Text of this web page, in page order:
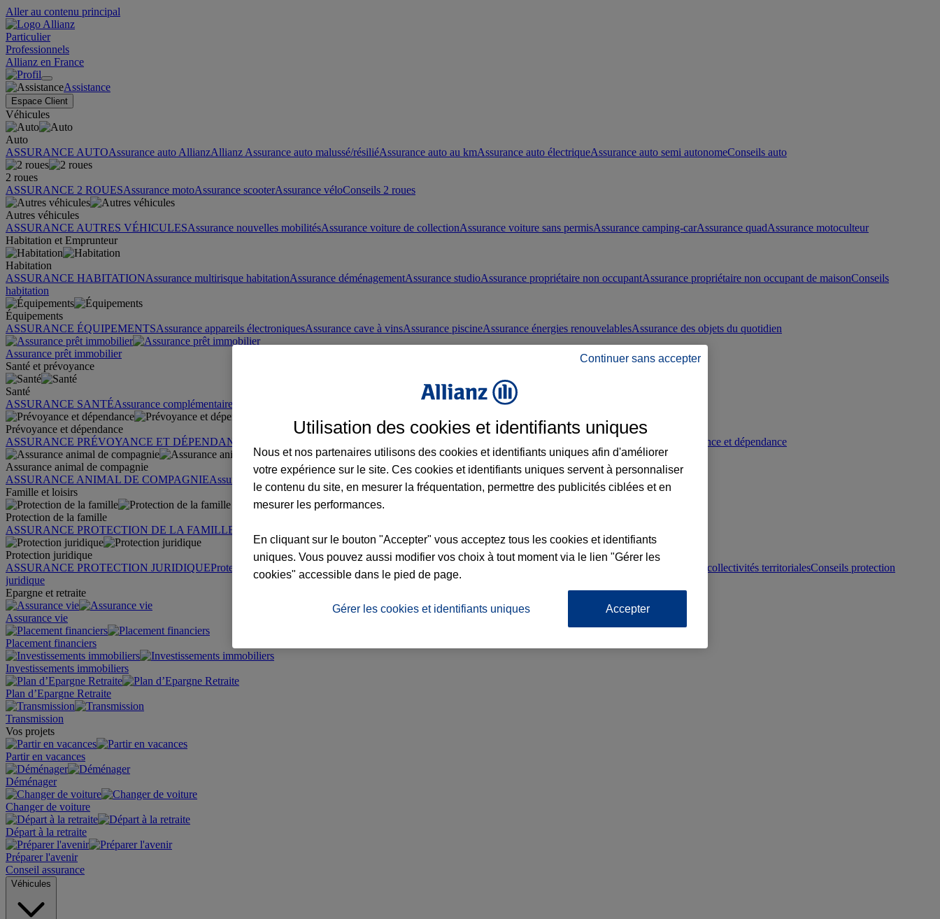
Aller au contenu principal
Particulier
Professionnels
Allianz en France
Assistance
Espace Client
Véhicules
Auto
ASSURANCE AUTOAssurance auto AllianzAllianz Assurance auto malussé/résiliéAssurance auto au kmAssurance auto électriqueAssurance auto semi autonomeConseils auto
2 roues
ASSURANCE 2 ROUESAssurance motoAssurance scooterAssurance véloConseils 2 roues
Autres véhicules
ASSURANCE AUTRES VÉHICULESAssurance nouvelles mobilitésAssurance voiture de collectionAssurance voiture sans permisAssurance camping-carAssurance quadAssurance motoculteur
Habitation et Emprunteur
Habitation
ASSURANCE HABITATIONAssurance multirisque habitationAssurance déménagementAssurance studioAssurance propriétaire non occupantAssurance propriétaire non occupant de maisonConseils
habitation
Équipements
ASSURANCE ÉQUIPEMENTSAssurance appareils électroniquesAssurance cave à vinsAssurance piscineAssurance énergies renouvelablesAssurance des objets du quotidien
Assurance prêt immobilier
Santé et prévoyance
Santé
ASSURANCE SANTÉAssurance complémentaire santé Conseils santé
Prévoyance et dépendance
ASSURANCE PRÉVOYANCE ET DÉPENDANCE
Conseils prévoyance et dépendance
Assurance animal de compagnie
ASSURANCE ANIMAL DE COMPAGNIEAssurance chien Assurance chat
Conseils animal de compagnie
Famille et loisirs
Protection de la famille
ASSURANCE PROTECTION DE LA FAMILLE
Protection juridique
ASSURANCE PROTECTION JURIDIQUEProtection juridique particuliers Protection juridique immobilière Protection juridique collectivités territorialesConseils protection
juridique
Epargne et retraite
Assurance vie
Placement financiers
Investissements immobiliers
Plan d’Epargne Retraite
Transmission
Vos projets
Partir en vacances
Déménager
Changer de voiture
Départ à la retraite
Préparer l'avenir
Conseil assurance
Véhicules
Continuer sans accepter
Utilisation des cookies et identifiants uniques
Nous et nos partenaires utilisons des cookies et identifiants uniques afin d'améliorer
votre expérience sur le site. Ces cookies et identifiants uniques servent à personnaliser
le contenu du site, en mesurer la fréquentation, permettre des publicités ciblées et en
mesurer les performances.
En cliquant sur le bouton "Accepter" vous acceptez tous les cookies et identifiants
uniques. Vous pouvez aussi modifier vos choix à tout moment via le lien "Gérer les
cookies" accessible dans le pied de page.
Gérer les cookies et identifiants uniques Accepter